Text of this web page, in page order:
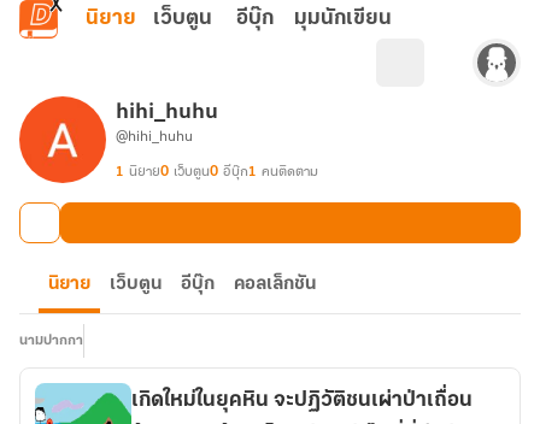
ข้ามไปยังเนื้อหาหลัก
นิยาย เว็บตูน อีบุ๊ก มุมนักเขียน
hihi_huhu
@hihi_huhu
1 นิยาย0 เว็บตูน0 อีบุ๊ก1 คนติดตาม
นิยาย เว็บตูน อีบุ๊ก คอลเล็กชัน
นามปากกา
เกิดใหม่ในยุคหิน จะปฏิวัติชนเผ่าป่าเถื่อน